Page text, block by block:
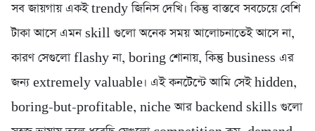
সব জায়গায় একই trendy জিনিস দেখি। কিন্তু বাস্তবে সবচেয়ে বেশি
টাকা আসে এমন skill গুলো অনেক সময় আলোচনাতেই আসে না,
কারণ সেগুলো flashy না, boring শোনায়, কিন্তু business এর
জন্য extremely valuable। এই কনটেন্টে আমি সেই hidden,
boring-but-profitable, niche আর backend skills গুলো